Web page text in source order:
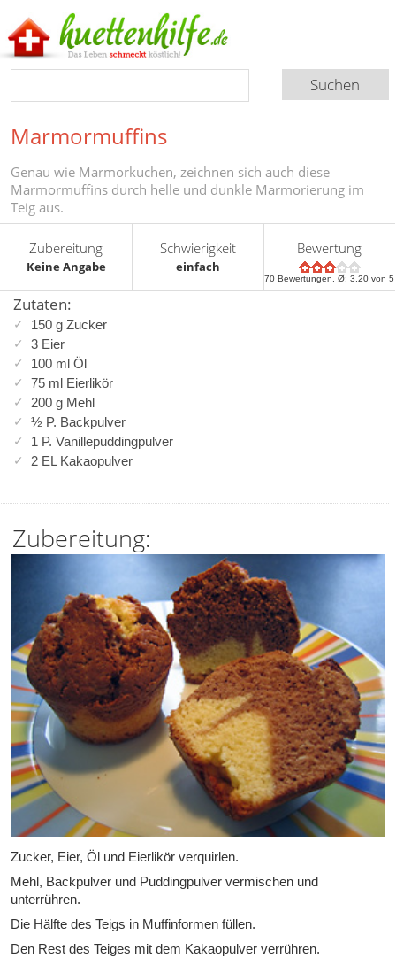
Marmormuffins
Genau wie Marmorkuchen, zeichnen sich auch diese
Marmormuffins durch helle und dunkle Marmorierung im
Teig aus.
Zubereitung
Keine Angabe
Schwierigkeit
einfach
Bewertung
70 Bewertungen, Ø:3,20 von 5
Zutaten:
150 g Zucker
3 Eier
100 ml Öl
75 ml Eierlikör
200 g Mehl
½ P. Backpulver
1 P. Vanillepuddingpulver
2 EL Kakaopulver
Zubereitung:
Zucker, Eier, Öl und Eierlikör verquirlen.
Mehl, Backpulver und Puddingpulver vermischen und
unterrühren.
Die Hälfte des Teigs in Muffinformen füllen.
Den Rest des Teiges mit dem Kakaopulver verrühren.